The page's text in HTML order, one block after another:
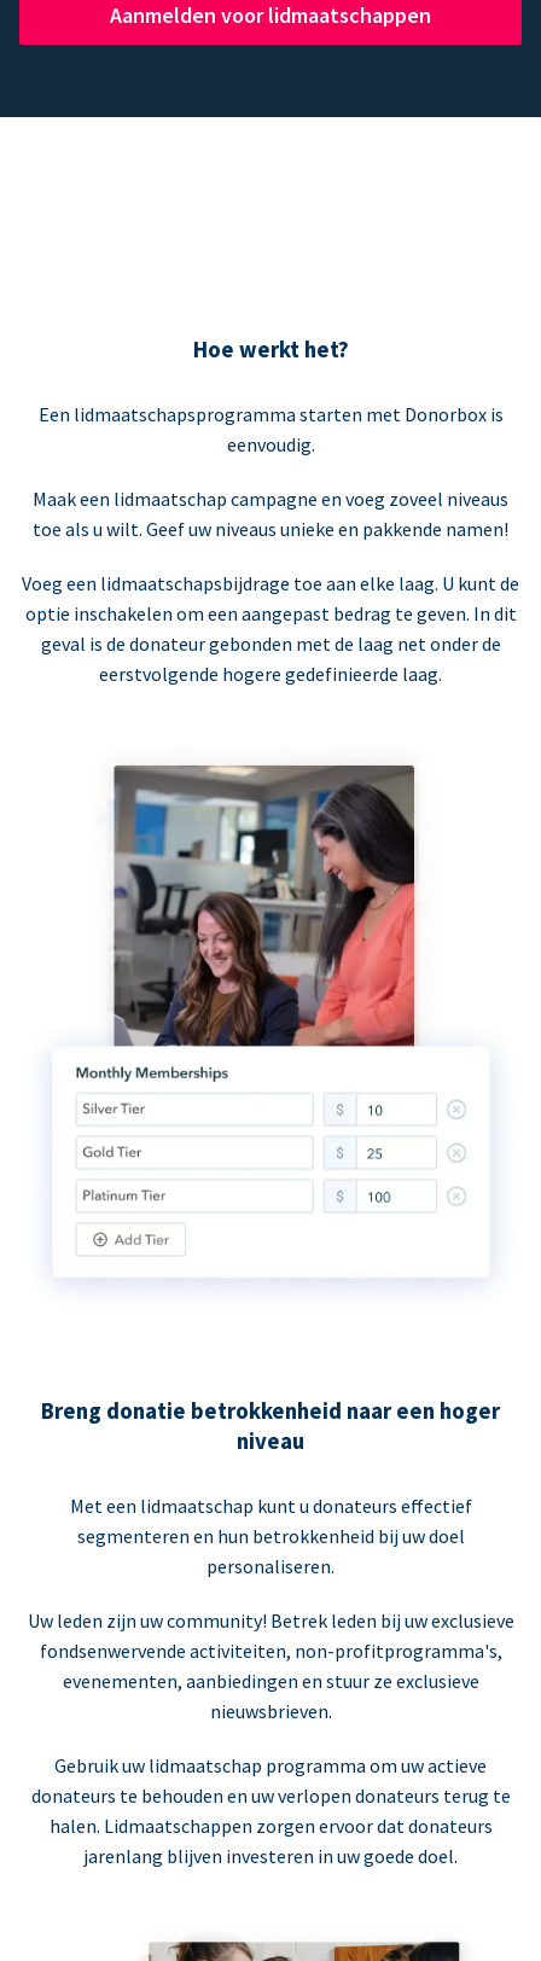
Aanmelden voor lidmaatschappen
Hoe werkt het?
Een lidmaatschapsprogramma starten met Donorbox is
eenvoudig.
Maak een lidmaatschap campagne en voeg zoveel niveaus
toe als u wilt. Geef uw niveaus unieke en pakkende namen!
Voeg een lidmaatschapsbijdrage toe aan elke laag. U kunt de
optie inschakelen om een aangepast bedrag te geven. In dit
geval is de donateur gebonden met de laag net onder de
eerstvolgende hogere gedefinieerde laag.
Breng donatie betrokkenheid naar een hoger
niveau
Met een lidmaatschap kunt u donateurs effectief
segmenteren en hun betrokkenheid bij uw doel
personaliseren.
Uw leden zijn uw community! Betrek leden bij uw exclusieve
fondsenwervende activiteiten, non-profitprogramma's,
evenementen, aanbiedingen en stuur ze exclusieve
nieuwsbrieven.
Gebruik uw lidmaatschap programma om uw actieve
donateurs te behouden en uw verlopen donateurs terug te
halen. Lidmaatschappen zorgen ervoor dat donateurs
jarenlang blijven investeren in uw goede doel.